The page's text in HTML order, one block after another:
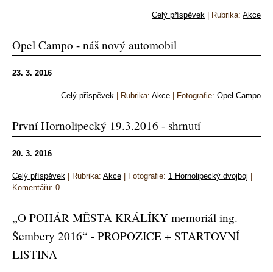
Celý příspěvek Rubrika: Akce
Opel Campo - náš nový automobil
23. 3. 2016
Celý příspěvek Rubrika: Akce Fotografie: Opel Campo
První Hornolipecký 19.3.2016 - shrnutí
20. 3. 2016
Celý příspěvek Rubrika: Akce Fotografie: 1 Hornolipecký dvojboj
Komentářů: 0
„O POHÁR MĚSTA KRÁLÍKY memoriál ing.
Šembery 2016“ - PROPOZICE + STARTOVNÍ
LISTINA